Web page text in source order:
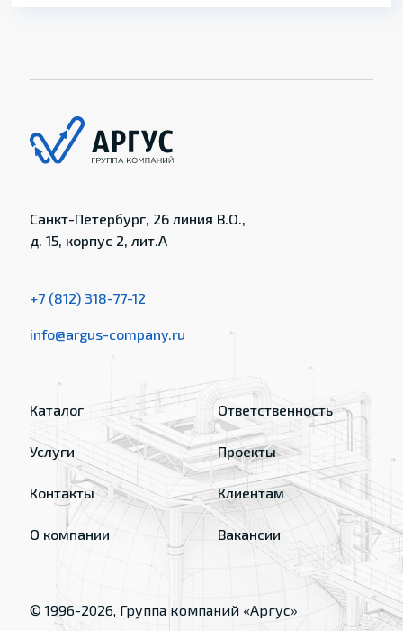
Санкт-Петербург, 26 линия В.О.,
д. 15, корпус 2, лит.А
+7 (812) 318-77-12
info@argus-company.ru
Каталог
Услуги
Контакты
О компании
Ответственность
Проекты
Клиентам
Вакансии
© 1996-2026, Группа компаний «Аргус»